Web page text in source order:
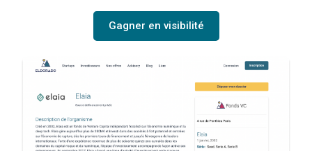
Gagner en visibilité